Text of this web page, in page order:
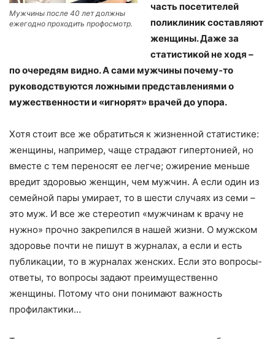
Мужчины после 40 лет должны
ежегодно проходить профосмотр.
часть посетителей
поликлиник составляют
женщины. Даже за
статистикой не ходя –
по очередям видно. А сами мужчины почему-то
руководствуются ложными представлениями о
мужественности и «игнорят» врачей до упора.
Хотя стоит все же обратиться к жизненной статистике:
женщины, например, чаще страдают гипертонией, но
вместе с тем переносят ее легче; ожирение меньше
вредит здоровью женщин, чем мужчин. А если один из
семейной пары умирает, то в шести случаях из семи –
это муж. И все же стереотип «мужчинам к врачу не
нужно» прочно закрепился в нашей жизни. О мужском
здоровье почти не пишут в журналах, а если и есть
публикации, то в журналах женских. Если это вопросы-
ответы, то вопросы задают преимущественно
женщины. Потому что они понимают важность
профилактики…